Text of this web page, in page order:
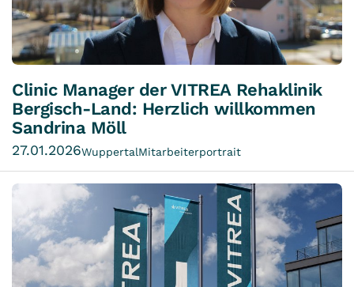
Clinic Manager der VITREA Rehaklinik
Bergisch-Land: Herzlich willkommen
Sandrina Möll
27.01.2026WuppertalMitarbeiterportrait